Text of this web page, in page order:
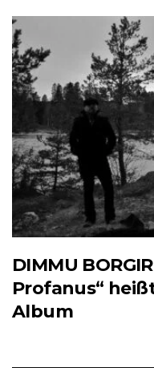
DIMMU
Profanus“
Album